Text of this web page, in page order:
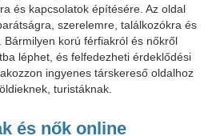
és kapcsolatok építésére. Az oldal
szerelemre, találkozókra és
korú férfiakról és nőkről
léphet, és felfedezheti érdeklődési
ingyenes társkereső oldalhoz
turistáknak.
és nők online